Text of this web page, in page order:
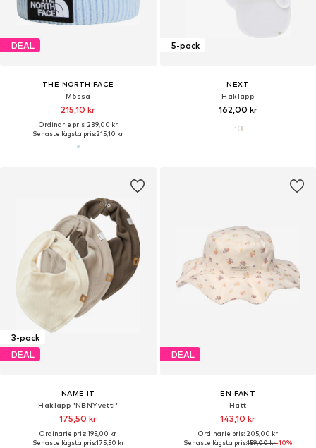
DEAL
THE NORTH FACE
Mössa
215,10 kr
Ordinarie pris: 239,00 kr
Senaste lägsta pris:215,10 kr
5-pack
NEXT
Haklapp
162,00 kr
3-pack
DEAL
NAME IT
Haklapp 'NBNYvetti'
175,50 kr
Ordinarie pris: 195,00 kr
Senaste lägsta pris:175,50 kr
DEAL
EN FANT
Hatt
143,10 kr
Ordinarie pris: 205,00 kr
Senaste lägsta pris:159,00 kr-10%